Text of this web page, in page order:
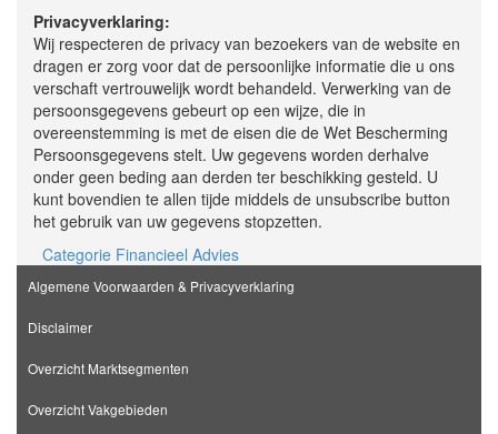
Privacyverklaring:
Wij respecteren de privacy van bezoekers van de website en
dragen er zorg voor dat de persoonlijke informatie die u ons
verschaft vertrouwelijk wordt behandeld. Verwerking van de
persoonsgegevens gebeurt op een wijze, die in
overeenstemming is met de eisen die de Wet Bescherming
Persoonsgegevens stelt. Uw gegevens worden derhalve
onder geen beding aan derden ter beschikking gesteld. U
kunt bovendien te allen tijde middels de unsubscribe button
het gebruik van uw gegevens stopzetten.
Categorie Financieel Advies
Algemene Voorwaarden & Privacyverklaring
Disclaimer
Overzicht Marktsegmenten
Overzicht Vakgebieden